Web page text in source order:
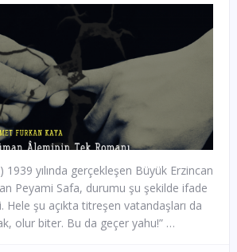
1939 yılında gerçekleşen Büyük Erzincan
Peyami Safa, durumu şu şekilde ifade
Hele şu açıkta titreşen vatandaşları da
olur biter. Bu da geçer yahu!” …